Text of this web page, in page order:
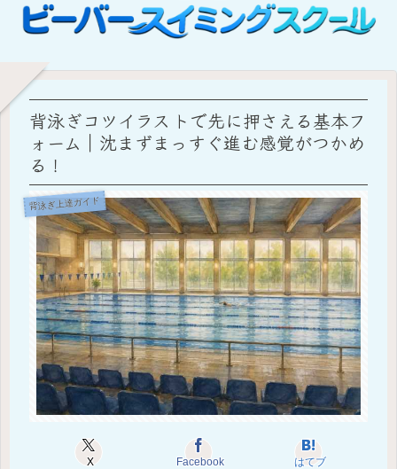
背泳ぎコツイラストで先に押さえる基本フ
ォーム｜沈まずまっすぐ進む感覚がつかめ
る！
背泳ぎ上達ガイド
X Facebook はてブ